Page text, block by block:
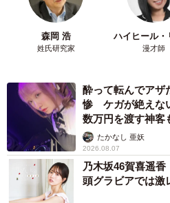
森岡 浩
姓氏研究家
ハイヒール・
漫才師
酔って転んでア
惨 ケガが絶えな
数万円を渡す神客
たかなし 亜妖
2026.08.07
乃木坂46賀喜遥
頭グラビアでは激